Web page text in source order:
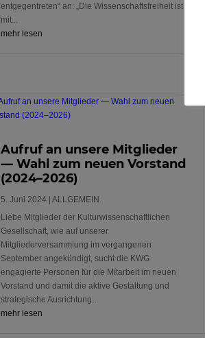
entgegentreten“ an: „Die Wissenschaftsfreiheit ist
mit...
mehr lesen
Aufruf an unsere Mitglieder
— Wahl zum neuen Vorstand
(2024–2026)
5. Juni 2024 |ALLGEMEIN
Liebe Mitglieder der Kulturwissenschaftlichen
Gesellschaft, wie auf unserer
Mitgliederversammlung im vergangenen
September angekündigt, sucht die KWG
engagierte Personen für die Mitarbeit im neuen
Vorstand und damit die aktive Gestaltung und
strategische Ausrichtung...
mehr lesen